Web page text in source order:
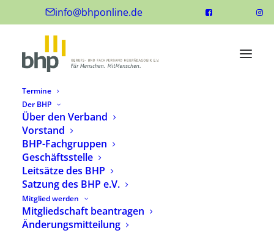
info@bhponline.de
Termine
Der BHP
Über den Verband
Vorstand
BHP-Fachgruppen
Geschäftsstelle
Leitsätze des BHP
Satzung des BHP e.V.
Mitglied werden
Mitgliedschaft beantragen
Änderungsmitteilung
Heilpädagogische
Haltung